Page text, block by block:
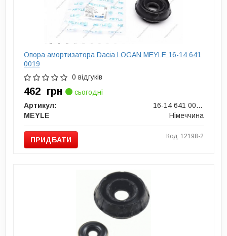
Опора амортизатора Dacia LOGAN MEYLE 16-14 641
0019
0 відгуків
462 грн
сьогодні
Артикул:
16-14 641 0019
MEYLE
Німеччина
ПРИДБАТИ Код: 12198-2